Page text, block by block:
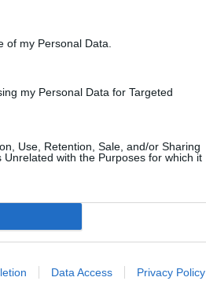
of my Personal Data.
my Personal Data for Targeted
Use, Retention, Sale, and/or Sharing
with the Purposes for which it
Data Access Privacy Policy